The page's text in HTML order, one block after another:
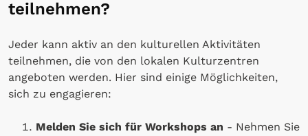
teilnehmen?
Jeder kann aktiv an den kulturellen Aktivitäten
teilnehmen, die von den lokalen Kulturzentren
angeboten werden. Hier sind einige Möglichkeiten,
sich zu engagieren:
Melden Sie sich für Workshops an - Nehmen Sie